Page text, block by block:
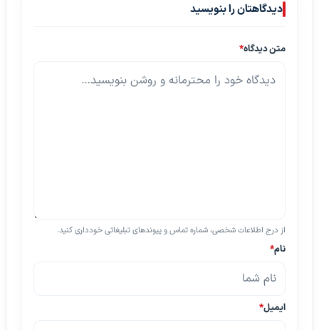
دیدگاهتان را بنویسید
متن دیدگاه*
از درج اطلاعات شخصی، شماره تماس و پیوندهای تبلیغاتی خودداری کنید.
نام*
ایمیل*